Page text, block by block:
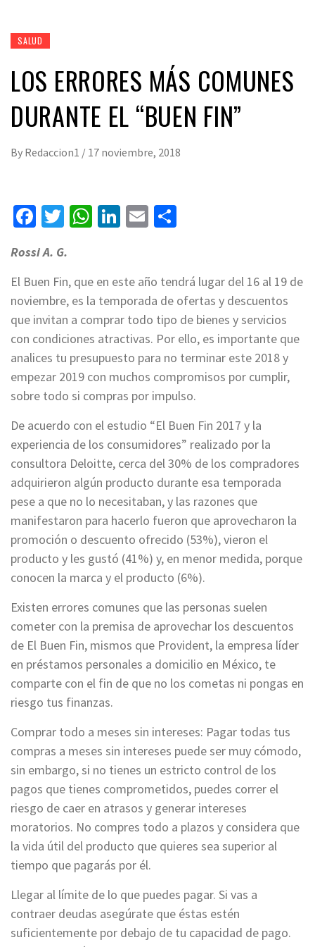
SALUD
LOS ERRORES MÁS COMUNES
DURANTE EL “BUEN FIN”
By Redaccion1 / 17 noviembre, 2018
Facebook
Twitter
WhatsApp
LinkedIn
Email
Rossi A. G.
El Buen Fin, que en este año tendrá lugar del 16 al 19 de
noviembre, es la temporada de ofertas y descuentos
que invitan a comprar todo tipo de bienes y servicios
con condiciones atractivas. Por ello, es importante que
analices tu presupuesto para no terminar este 2018 y
empezar 2019 con muchos compromisos por cumplir,
sobre todo si compras por impulso.
De acuerdo con el estudio “El Buen Fin 2017 y la
experiencia de los consumidores” realizado por la
consultora Deloitte, cerca del 30% de los compradores
adquirieron algún producto durante esa temporada
pese a que no lo necesitaban, y las razones que
manifestaron para hacerlo fueron que aprovecharon la
promoción o descuento ofrecido (53%), vieron el
producto y les gustó (41%) y, en menor medida, porque
conocen la marca y el producto (6%).
Existen errores comunes que las personas suelen
cometer con la premisa de aprovechar los descuentos
de El Buen Fin, mismos que Provident, la empresa líder
en préstamos personales a domicilio en México, te
comparte con el fin de que no los cometas ni pongas en
riesgo tus finanzas.
Comprar todo a meses sin intereses: Pagar todas tus
compras a meses sin intereses puede ser muy cómodo,
sin embargo, si no tienes un estricto control de los
pagos que tienes comprometidos, puedes correr el
riesgo de caer en atrasos y generar intereses
moratorios. No compres todo a plazos y considera que
la vida útil del producto que quieres sea superior al
tiempo que pagarás por él.
Llegar al límite de lo que puedes pagar. Si vas a
contraer deudas asegúrate que éstas estén
suficientemente por debajo de tu capacidad de pago.